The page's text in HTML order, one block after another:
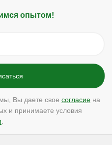
опытом!
Вы даете свое согласие на
и принимаете условия